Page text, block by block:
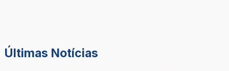
Últimas Notícias